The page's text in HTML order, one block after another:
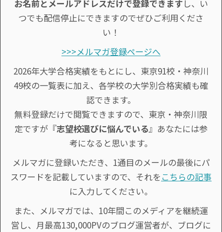
お名前とメールアドレスだけで登録できます し、い
つでも配信停止にできますのでぜひご利用くださ
い！
>>>メルマガ登録ページへ
2026年大学合格実績をもとにし、東京91校・神奈川
49校の一覧表に加え、各学校の大学別合格実績も確
認できます。
無料登録だけで閲覧できますので、東京・神奈川限
定ですが『志望校選びに悩んでいる』あなたには参
考になると思います。
メルマガに登録いただき、1通目のメールの最後にパ
スワードを記載していますので、それを こちらの記事
に入力してください。
また、メルマガでは、10年間このメディアを継続運
営し、月最高130,000PVのブログ運営者が、ブログに